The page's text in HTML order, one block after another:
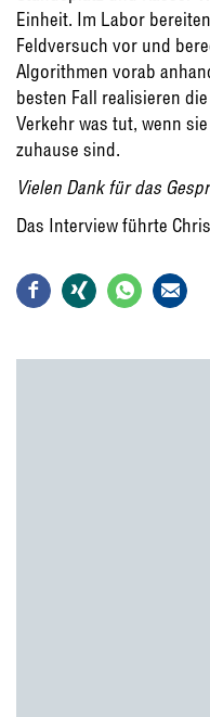
Einheit. Im Labor
Feldversuch vor und
Algorithmen vorab
besten Fall realisieren
Verkehr was tut, wenn
zuhause sind.
Vielen Dank für das
Das Interview führte